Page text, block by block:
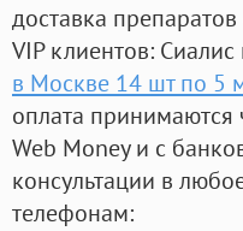
доставка
VIP клиентов:
в Москве 14 шт по 5
оплата принимаются
Web Money и с
консультации в
телефонам: